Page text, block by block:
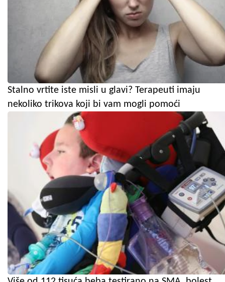
Stalno vrtite iste misli u glavi? Terapeuti imaju
nekoliko trikova koji bi vam mogli pomoći